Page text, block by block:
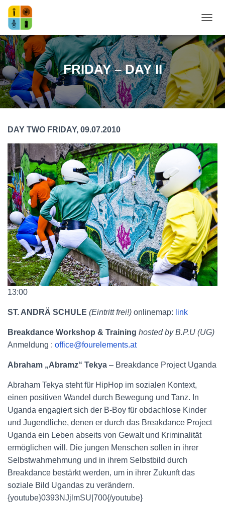
FRIDAY – DAY II
DAY TWO FRIDAY, 09.07.2010
13:00
ST. ANDRÄ SCHULE (Eintritt frei!) onlinemap: link
Breakdance Workshop & Training hosted by B.P.U (UG)
Anmeldung : office@fourelements.at
Abraham „Abramz“ Tekya – Breakdance Project Uganda
Abraham Tekya steht für HipHop im sozialen Kontext,
einen positiven Wandel durch Bewegung und Tanz. In
Uganda engagiert sich der B-Boy für obdachlose Kinder
und Jugendliche, denen er durch das Breakdance Project
Uganda ein Leben abseits von Gewalt und Kriminalität
ermöglichen will. Die jungen Menschen sollen in ihrer
Selbstwahrnehmung und in ihrem Selbstbild durch
Breakdance bestärkt werden, um in ihrer Zukunft das
soziale Bild Ugandas zu verändern.
{youtube}0393NJjlmSU|700{/youtube}